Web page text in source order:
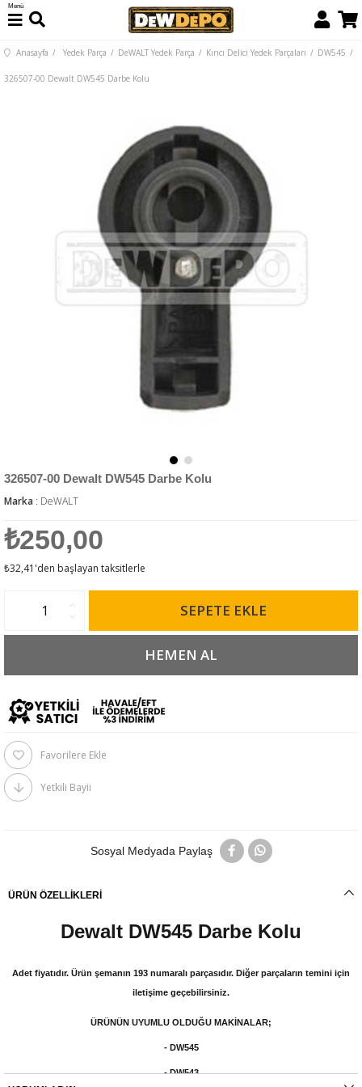
Menü
Anasayfa Yedek Parça DeWALT Yedek Parça Kırıcı Delici Yedek Parçaları DW545
326507-00 Dewalt DW545 Darbe Kolu
326507-00 Dewalt DW545 Darbe Kolu
Marka : DeWALT
₺250,00
₺32,41 'den başlayan taksitlerle
Favorilere Ekle
Yetkili Bayii
Sosyal Medyada Paylaş
ÜRÜN ÖZELLIKLERI
Dewalt DW545 Darbe Kolu
Adet fiyatıdır. Ürün şemanın 193 numaralı parçasıdır. Diğer parçaların temini için
iletişime geçebilirsiniz.
ÜRÜNÜN UYUMLU OLDUĞU MAKİNALAR;
- DW545
- DW543